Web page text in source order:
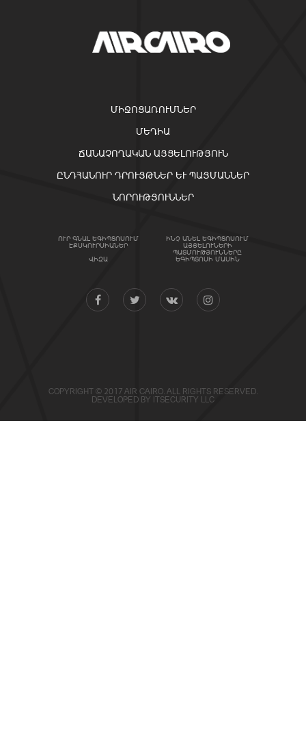
ՄԻՋՈՑԱՌՈՒՄՆԵՐ
ՄԵԴԻԱ
ՃԱՆԱՉՈՂԱԿԱՆ ԱՅՑԵԼՈՒԹՅՈՒՆ
ԸՆԴՀԱՆՈՒՐ ԴՐՈՒՅԹՆԵՐ ԵՒ ՊԱՅՄԱՆՆԵՐ
ՆՈՐՈՒԹՅՈՒՆՆԵՐ
ՈՒՐ ԳՆԱԼ ԵԳԻՊՏՈՍՈՒՄ ԻՆՉ ԱՆԵԼ ԵԳԻՊՏՈՍՈՒՄ
ԷՔՍԿՈՒՐՍԻԱՆԵՐ ԱՅՑԵԼՈՒՆԵՐԻ
ՊԱՏՄՈՒԹՅՈՒՆՆԵՐԸ
ՎԻԶԱ ԵԳԻՊՏՈՍԻ ՄԱՍԻՆ
COPYRIGHT © 2017 AIR CAIRO. ALL RIGHTS RESERVED.
DEVELOPED BY ITSECURITY LLC